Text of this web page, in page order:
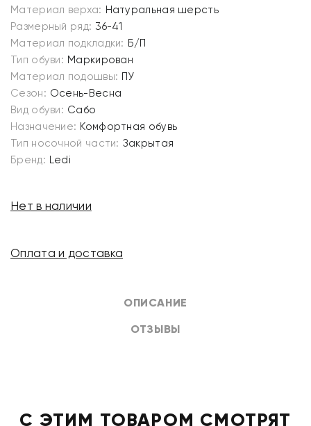
ОПИСАНИЕ
ОТЗЫВЫ
Материал верха: Натуральная шерсть
Размерный ряд: 36-41
Материал подкладки: Б/П
Тип обуви: Маркирован
Материал подошвы: ПУ
Сезон: Осень-Весна
Вид обуви: Сабо
Назначение: Комфортная обувь
Тип носочной части: Закрытая
Бренд: Ledi
Нет в наличии
Оплата и доставка
С ЭТИМ ТОВАРОМ СМОТРЯТ